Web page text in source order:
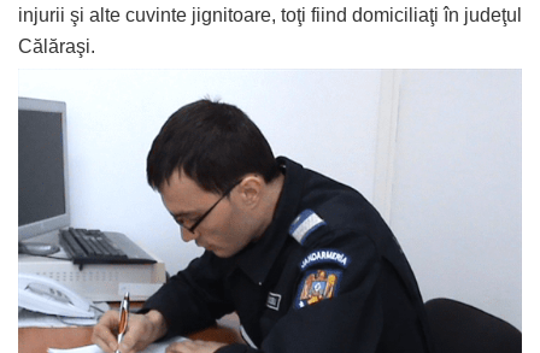
injurii şi alte cuvinte jignitoare, toţi fiind domiciliaţi în judeţul
Călăraşi.